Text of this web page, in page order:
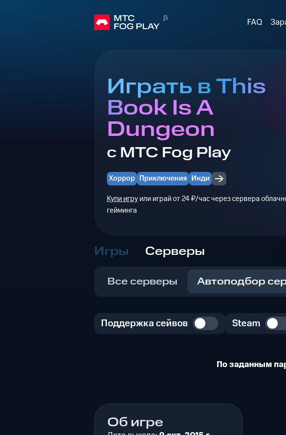
FAQ
Играть в This
Book Is A
Dungeon
с МТС Fog Play
Хоррор Приключения Инди
Купи игруили играй от 24 ₽/час через сервера
гейминга
Игры Серверы
Все серверы Автоподбор
Поддержка сейвов Steam
По заданным
Об игре